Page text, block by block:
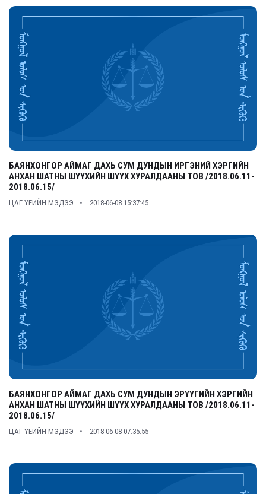
БАЯНХОНГОР АЙМАГ ДАХЬ СУМ ДУНДЫН ИРГЭНИЙ ХЭРГИЙН
АНХАН ШАТНЫ ШҮҮХИЙН ШҮҮХ ХУРАЛДААНЫ ТОВ /2018.06.11-
2018.06.15/
ЦАГ ҮЕИЙН МЭДЭЭ 2018-06-08 15:37:45
БАЯНХОНГОР АЙМАГ ДАХЬ СУМ ДУНДЫН ЭРҮҮГИЙН ХЭРГИЙН
АНХАН ШАТНЫ ШҮҮХИЙН ШҮҮХ ХУРАЛДААНЫ ТОВ /2018.06.11-
2018.06.15/
ЦАГ ҮЕИЙН МЭДЭЭ 2018-06-08 07:35:55